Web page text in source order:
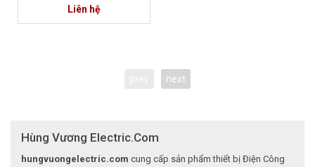
Liên hệ
next
Hùng Vương Electric.Com
hungvuongelectric.com cung cấp sản phẩm thiết bị Điện Công